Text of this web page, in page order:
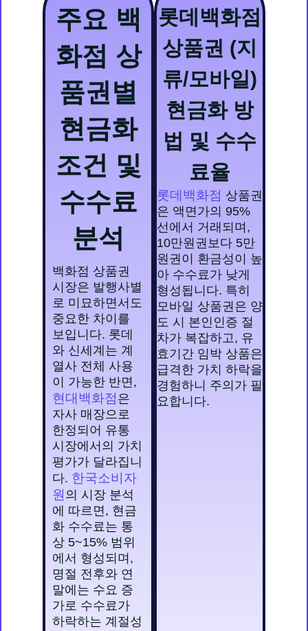
주요 백
화점 상
품권별
현금화
조건 및
수수료
분석
백화점 상품권
시장은 발행사별
로 미묘하면서도
중요한 차이를
보입니다. 롯데
와 신세계는 계
열사 전체 사용
이 가능한 반면,
현대백화점 은
자사 매장으로
한정되어 유통
시장에서의 가치
평가가 달라집니
다. 한국소비자
원 의 시장 분석
에 따르면, 현금
화 수수료는 통
상 5~15% 범위
에서 형성되며,
명절 전후와 연
말에는 수요 증
가로 수수료가
하락하는 계절성
롯데백화점
상품권 (지
류/모바일)
현금화 방
법 및 수수
료율
롯데백화점 상품권
은 액면가의 95%
선에서 거래되며,
10만원권보다 5만
원권이 환금성이 높
아 수수료가 낮게
형성됩니다. 특히
모바일 상품권은 양
도 시 본인인증 절
차가 복잡하고, 유
효기간 임박 상품은
급격한 가치 하락을
경험하니 주의가 필
요합니다.